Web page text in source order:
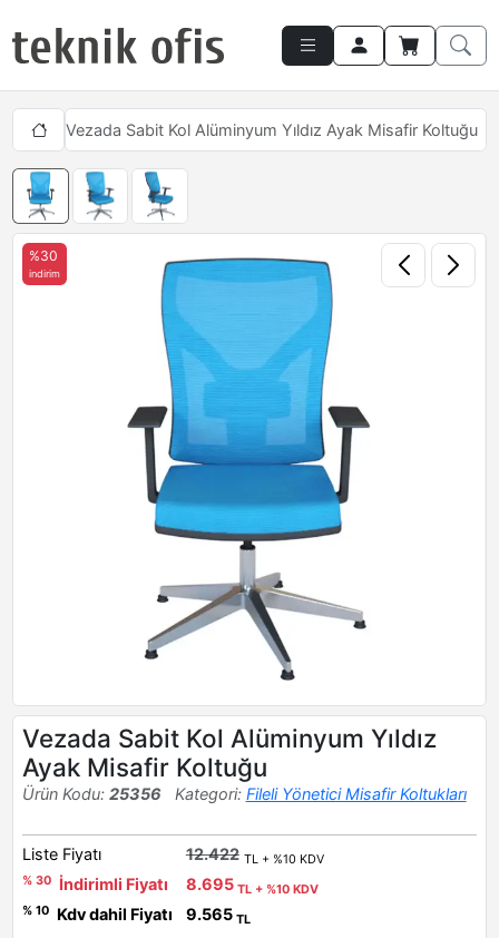
Vezada Sabit Kol Alüminyum Yıldız Ayak Misafir Koltuğu
%30
indirim
Vezada Sabit Kol Alüminyum Yıldız
Ayak Misafir Koltuğu
Ürün Kodu: 25356 Kategori: Fileli Yönetici Misafir Koltukları
Liste Fiyatı 12.422 TL + %10 KDV
% 30
İndirimli Fiyatı 8.695 TL + %10 KDV
% 10
Kdv dahil Fiyatı 9.565 TL